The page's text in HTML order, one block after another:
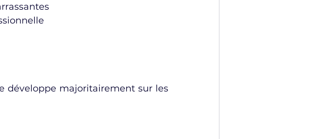
développe majoritairement sur les